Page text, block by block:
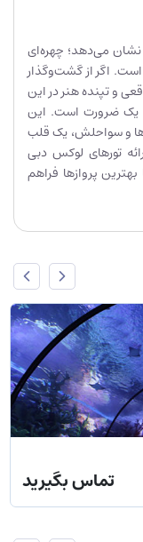
نشان می‌دهد؛ چهره‌ای
اگر از گشت‌وگذار
و تپنده هنر در این
یک ضرورت است. این
و سواحلش، یک قلب
تورهای لوکس دبی
پروازها فراهم
تماس بگیرید